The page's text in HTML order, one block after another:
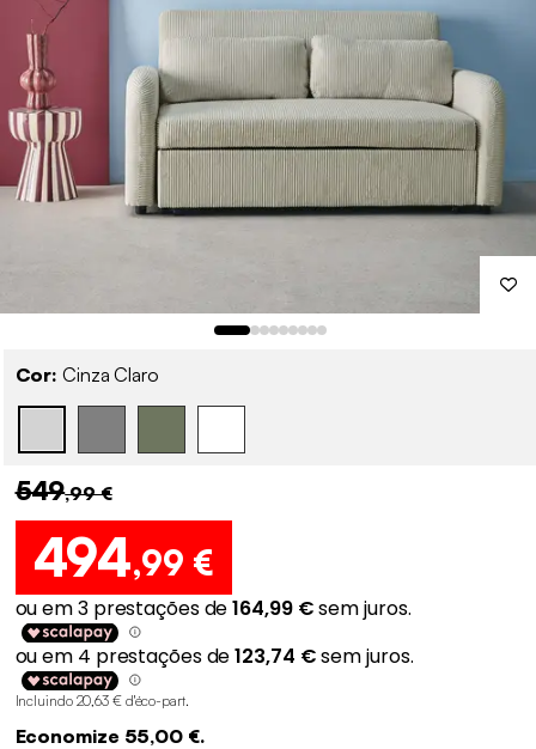
Cor: Cinza Claro
549,99 €
494,99 €
Incluindo 20,63 € d'éco-part.
Economize 55,00 €.